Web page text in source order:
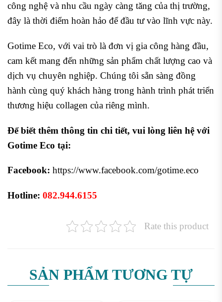
công nghệ và nhu cầu ngày càng tăng của thị trường,
đây là thời điểm hoàn hảo để đầu tư vào lĩnh vực này.
Gotime Eco, với vai trò là đơn vị gia công hàng đầu,
cam kết mang đến những sản phẩm chất lượng cao và
dịch vụ chuyên nghiệp. Chúng tôi sẵn sàng đồng
hành cùng quý khách hàng trong hành trình phát triển
thương hiệu collagen của riêng mình.
Để biết thêm thông tin chi tiết, vui lòng liên hệ với
Gotime Eco tại:
Facebook: https://www.facebook.com/gotime.eco
Hotline: 082.944.6155
Rate this product
SẢN PHẨM TƯƠNG TỰ